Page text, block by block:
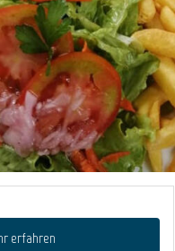
erfahren